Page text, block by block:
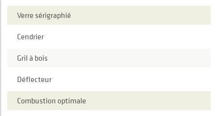
Verre sérigraphié
Cendrier
Gril à bois
Déflecteur
Combustion optimale